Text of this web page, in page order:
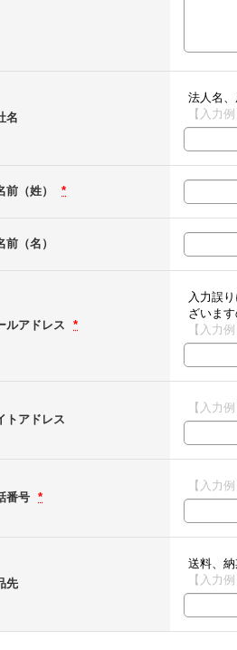
名
法人名
【入力
前（姓） *
前（名）
ルアドレス *
入力誤
ざいま
【入力
トアドレス
【入力
番号 *
【入力
先
送料、
【入力